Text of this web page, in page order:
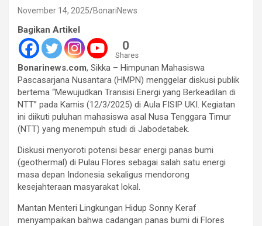
November 14, 2025 BonariNews
Bagikan Artikel
0
Shares
Bonarinews.com, Sikka – Himpunan Mahasiswa
Pascasarjana Nusantara (HMPN) menggelar diskusi publik
bertema “Mewujudkan Transisi Energi yang Berkeadilan di
NTT” pada Kamis (12/3/2025) di Aula FISIP UKI. Kegiatan
ini diikuti puluhan mahasiswa asal Nusa Tenggara Timur
(NTT) yang menempuh studi di Jabodetabek.
Diskusi menyoroti potensi besar energi panas bumi
(geothermal) di Pulau Flores sebagai salah satu energi
masa depan Indonesia sekaligus mendorong
kesejahteraan masyarakat lokal.
Mantan Menteri Lingkungan Hidup Sonny Keraf
menyampaikan bahwa cadangan panas bumi di Flores